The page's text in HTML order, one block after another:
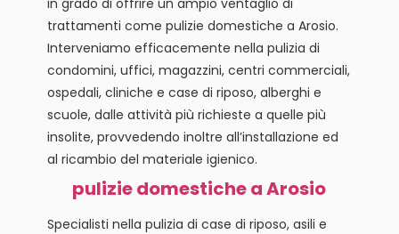
trattamenti come pulizie domestiche a Arosio.
Interveniamo efficacemente nella pulizia di
condomini, uffici, magazzini, centri commerciali,
ospedali, cliniche e case di riposo, alberghi e
scuole, dalle attività più richieste a quelle più
insolite, provvedendo inoltre all’installazione ed
al ricambio del materiale igienico.
pulizie domestiche a Arosio
Specialisti nella pulizia di case di riposo, asili e